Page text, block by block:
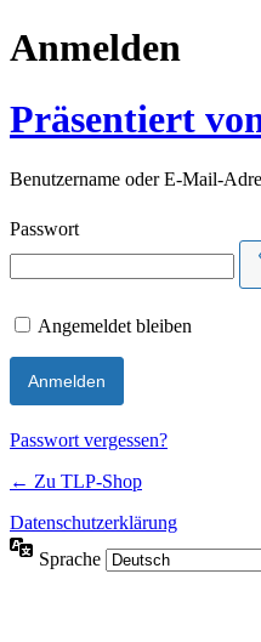
Anmelden
Präsentiert
Benutzername oder E-Mail-
Passwort
Angemeldet bleiben
Passwort vergessen?
← Zu TLP-Shop
Datenschutzerklärung
Sprache